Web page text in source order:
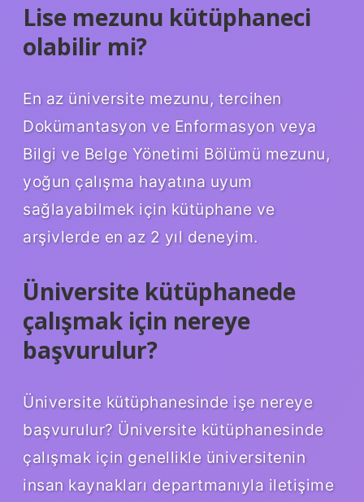
Lise mezunu kütüphaneci
olabilir mi?
En az üniversite mezunu, tercihen
Dokümantasyon ve Enformasyon veya
Bilgi ve Belge Yönetimi Bölümü mezunu,
yoğun çalışma hayatına uyum
sağlayabilmek için kütüphane ve
arşivlerde en az 2 yıl deneyim.
Üniversite kütüphanede
çalışmak için nereye
başvurulur?
Üniversite kütüphanesinde işe nereye
başvurulur? Üniversite kütüphanesinde
çalışmak için genellikle üniversitenin
insan kaynakları departmanıyla iletişime